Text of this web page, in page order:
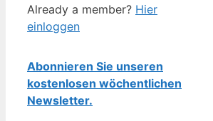
Already a member? Hier
einloggen
Abonnieren Sie unseren
kostenlosen wöchentlichen
Newsletter.